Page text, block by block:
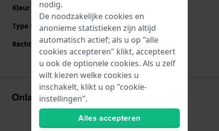
Kleur sluiting
Type Bevestiging
Bandpennen
Rechte aanzet
Ja
Onlangs bekeken
nodig.
De noodzakelijke cookies en
anonieme statistieken zijn altijd
automatisch actief; als u op "alle
cookies accepteren" klikt, accepteert
u ook de optionele cookies. Als u zelf
wilt kiezen welke cookies u
inschakelt, klikt u op "cookie-
instellingen".
Alles accepteren